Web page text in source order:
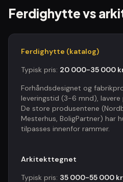
Ferdighytte vs
Ferdighytte (katalog)
Typisk pris: 20 000-35 000
Forhåndsdesignet og
leveringstid (3-6 mnd),
De store produsentene
Mesterhus, BoligPartner) har
tilpasses innenfor rammer.
Arkitekttegnet
Typisk pris: 35 000-55 000